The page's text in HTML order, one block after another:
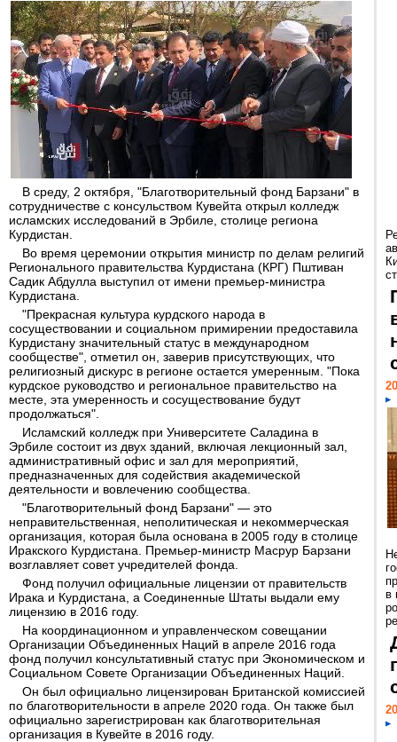
В среду, 2 октября, "Благотворительный фонд Барзани" в
сотрудничестве с консульством Кувейта открыл колледж
исламских исследований в Эрбиле, столице региона
Курдистан.
Во время церемонии открытия министр по делам религий
Регионального правительства Курдистана (КРГ) Пштиван
Садик Абдулла выступил от имени премьер-министра
Курдистана.
"Прекрасная культура курдского народа в
сосуществовании и социальном примирении предоставила
Курдистану значительный статус в международном
сообществе", отметил он, заверив присутствующих, что
религиозный дискурс в регионе остается умеренным. "Пока
курдское руководство и региональное правительство на
месте, эта умеренность и сосуществование будут
продолжаться".
Исламский колледж при Университете Саладина в
Эрбиле состоит из двух зданий, включая лекционный зал,
административный офис и зал для мероприятий,
предназначенных для содействия академической
деятельности и вовлечению сообщества.
"Благотворительный фонд Барзани" — это
неправительственная, неполитическая и некоммерческая
организация, которая была основана в 2005 году в столице
Иракского Курдистана. Премьер-министр Масрур Барзани
возглавляет совет учредителей фонда.
Фонд получил официальные лицензии от правительств
Ирака и Курдистана, а Соединенные Штаты выдали ему
лицензию в 2016 году.
На координационном и управленческом совещании
Организации Объединенных Наций в апреле 2016 года
фонд получил консультативный статус при Экономическом и
Социальном Совете Организации Объединенных Наций.
Он был официально лицензирован Британской комиссией
по благотворительности в апреле 2020 года. Он также был
официально зарегистрирован как благотворительная
организация в Кувейте в 2016 году.
в